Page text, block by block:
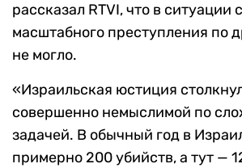
рассказал RTVI, что в ситуации
масштабного преступления по
не могло.
«Израильская юстиция
совершенно немыслимой по
задачей. В обычный год в
примерно 200 убийств, а тут —